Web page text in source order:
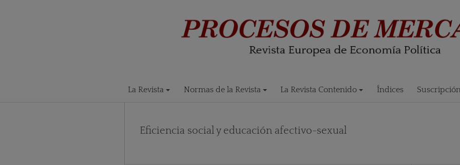
La Revista Normas de la Revista La Revista Contenido Índices
Eficiencia social y educación afectivo-sexual